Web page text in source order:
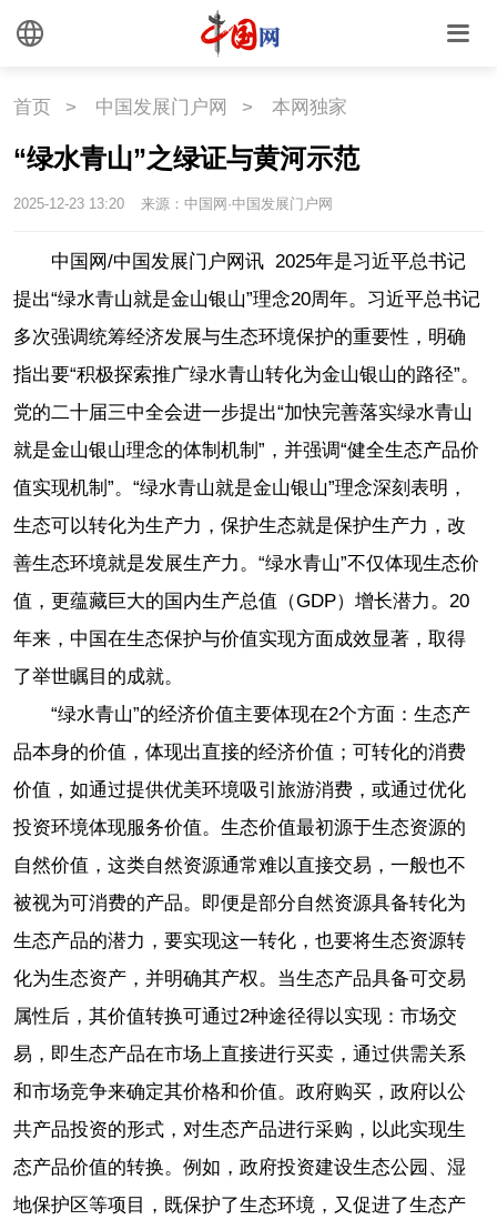
首页 > 中国发展门户网 > 本网独家
“绿水青山”之绿证与黄河示范
2025-12-23 13:20 来源：中国网·中国发展门户网
中国网/中国发展门户网讯 2025年是习近平总书记
提出“绿水青山就是金山银山”理念20周年。习近平总书记
多次强调统筹经济发展与生态环境保护的重要性，明确
指出要“积极探索推广绿水青山转化为金山银山的路径”。
党的二十届三中全会进一步提出“加快完善落实绿水青山
就是金山银山理念的体制机制”，并强调“健全生态产品价
值实现机制”。“绿水青山就是金山银山”理念深刻表明，
生态可以转化为生产力，保护生态就是保护生产力，改
善生态环境就是发展生产力。“绿水青山”不仅体现生态价
值，更蕴藏巨大的国内生产总值（GDP）增长潜力。20
年来，中国在生态保护与价值实现方面成效显著，取得
了举世瞩目的成就。
“绿水青山”的经济价值主要体现在2个方面：生态产
品本身的价值，体现出直接的经济价值；可转化的消费
价值，如通过提供优美环境吸引旅游消费，或通过优化
投资环境体现服务价值。生态价值最初源于生态资源的
自然价值，这类自然资源通常难以直接交易，一般也不
被视为可消费的产品。即便是部分自然资源具备转化为
生态产品的潜力，要实现这一转化，也要将生态资源转
化为生态资产，并明确其产权。当生态产品具备可交易
属性后，其价值转换可通过2种途径得以实现：市场交
易，即生态产品在市场上直接进行买卖，通过供需关系
和市场竞争来确定其价格和价值。政府购买，政府以公
共产品投资的形式，对生态产品进行采购，以此实现生
态产品价值的转换。例如，政府投资建设生态公园、湿
地保护区等项目，既保护了生态环境，又促进了生态产